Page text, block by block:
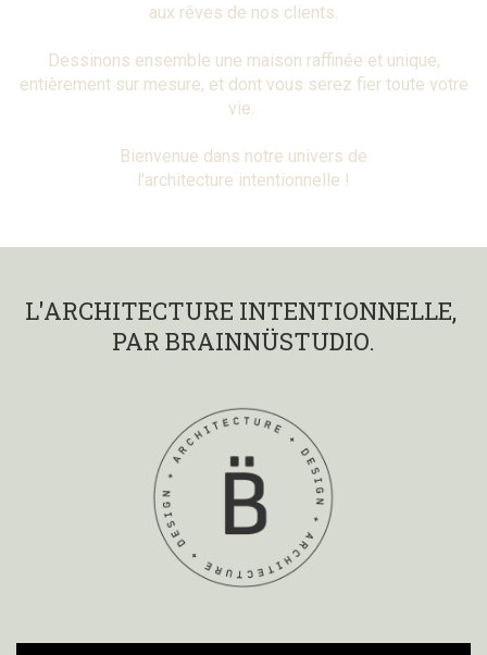
aux rêves de nos clients.
Dessinons ensemble une maison raffinée et unique,
entièrement sur mesure, et dont vous serez fier toute votre
vie.
Bienvenue dans notre univers de
l'architecture intentionnelle !
L'ARCHITECTURE INTENTIONNELLE,
PAR BRAINNÜSTUDIO.